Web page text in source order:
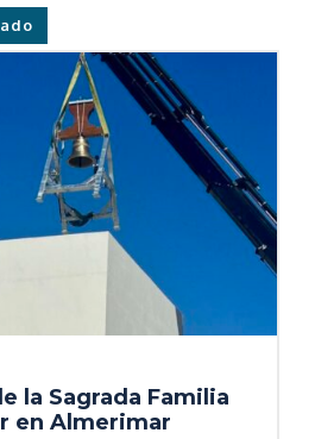
la Sagrada Familia
en Almerimar